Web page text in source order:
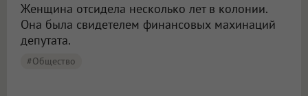
Женщина отсидела несколько лет в колонии.
Она была свидетелем финансовых махинаций
депутата.
#Общество